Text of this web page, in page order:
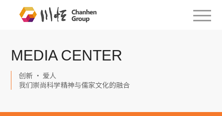
MEDIA CENTER
创新 · 爱人
我们崇尚科学精神与儒家文化的融合